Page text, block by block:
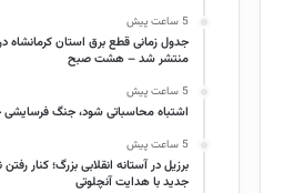
5 ساعت پیش
منتشر شد – هشت صبح
5 ساعت پیش
اشتباه محاسباتی شود، جنگ
5 ساعت پیش
برزیل در آستانه انقلابی بزرگ؛ کنار
جدید با هدایت آنچلوتی